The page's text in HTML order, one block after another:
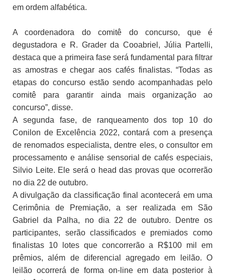
em ordem alfabética.
A coordenadora do comitê do concurso, que é
degustadora e R. Grader da Cooabriel, Júlia Partelli,
destaca que a primeira fase será fundamental para filtrar
as amostras e chegar aos cafés finalistas. “Todas as
etapas do concurso estão sendo acompanhadas pelo
comitê para garantir ainda mais organização ao
concurso”, disse.
A segunda fase, de ranqueamento dos top 10 do
Conilon de Excelência 2022, contará com a presença
de renomados especialista, dentre eles, o consultor em
processamento e análise sensorial de cafés especiais,
Silvio Leite. Ele será o head das provas que ocorrerão
no dia 22 de outubro.
A divulgação da classificação final acontecerá em uma
Cerimônia de Premiação, a ser realizada em São
Gabriel da Palha, no dia 22 de outubro. Dentre os
participantes, serão classificados e premiados como
finalistas 10 lotes que concorrerão a R$100 mil em
prêmios, além de diferencial agregado em leilão. O
leilão ocorrerá de forma on-line em data posterior à